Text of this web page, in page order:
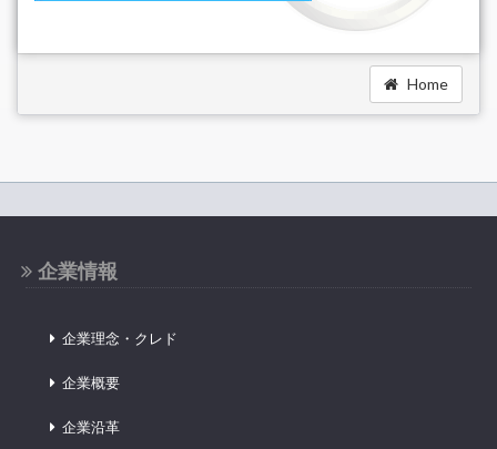
Home
企業情報
企業理念・クレド
企業概要
企業沿革